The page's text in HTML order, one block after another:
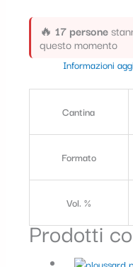
🔥 17 persone
questo momento
Informazioni
Cantina
Formato
Vol. %
Prodotti